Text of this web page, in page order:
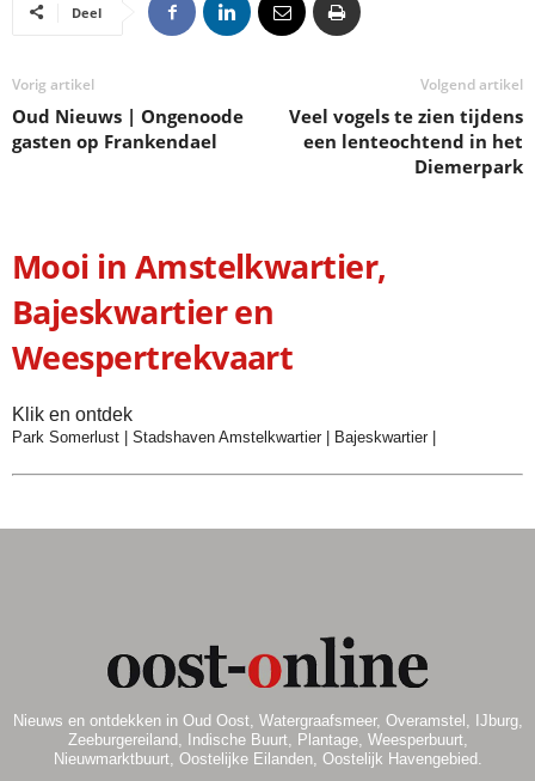
Deel
Vorig artikel
Oud Nieuws | Ongenoode
gasten op Frankendael
Volgend artikel
Veel vogels te zien tijdens
een lenteochtend in het
Diemerpark
Mooi in Amstelkwartier,
Bajeskwartier en
Weespertrekvaart
Klik en ontdek
Park Somerlust | Stadshaven Amstelkwartier | Bajeskwartier |
Nieuws en ontdekken in Oud Oost, Watergraafsmeer, Overamstel, IJburg,
Zeeburgereiland, Indische Buurt, Plantage, Weesperbuurt,
Nieuwmarktbuurt, Oostelijke Eilanden, Oostelijk Havengebied.